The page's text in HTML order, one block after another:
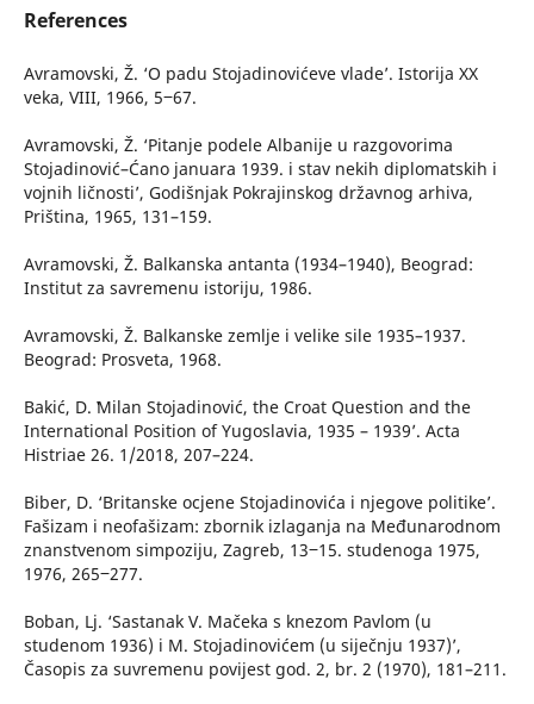
References
Avramovski, Ž. ‘O padu Stojadinovićeve vlade’. Istorija XX
veka, VIII, 1966, 5‒67.
Avramovski, Ž. ‘Pitanje podele Albanije u razgovorima
Stojadinović–Ćano januara 1939. i stav nekih diplomatskih i
vojnih ličnosti’, Godišnjak Pokrajinskog državnog arhiva,
Priština, 1965, 131–159.
Avramovski, Ž. Balkanska antanta (1934–1940), Beograd:
Institut za savremenu istoriju, 1986.
Avramovski, Ž. Balkanske zemlje i velike sile 1935–1937.
Beograd: Prosveta, 1968.
Bakić, D. ʽMilan Stojadinović, the Croat Question and the
International Position of Yugoslavia, 1935 – 1939ʼ. Acta
Histriae 26. 1/2018, 207–224.
Biber, D. ‘Britanske ocjene Stojadinovića i njegove politike’.
Fašizam i neofašizam: zbornik izlaganja na Međunarodnom
znanstvenom simpoziju, Zagreb, 13‒15. studenoga 1975,
1976, 265‒277.
Boban, Lj. ‘Sastanak V. Mačeka s knezom Pavlom (u
studenom 1936) i M. Stojadinovićem (u siječnju 1937)’,
Časopis za suvremenu povijest god. 2, br. 2 (1970), 181–211.